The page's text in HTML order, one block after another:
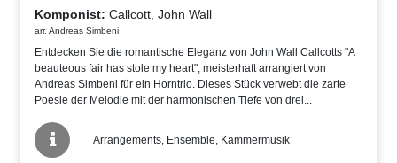
Komponist: Callcott, John Wall
arr. Andreas Simbeni
Entdecken Sie die romantische Eleganz von John Wall Callcotts "A
beauteous fair has stole my heart", meisterhaft arrangiert von
Andreas Simbeni für ein Horntrio. Dieses Stück verwebt die zarte
Poesie der Melodie mit der harmonischen Tiefe von drei...
Arrangements, Ensemble, Kammermusik